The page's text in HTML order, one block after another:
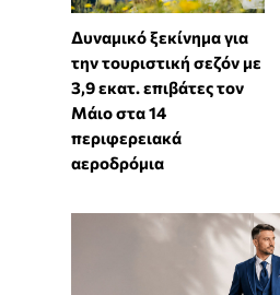
Δυναμικό ξεκίνημα για
την τουριστική σεζόν με
3,9 εκατ. επιβάτες τον
Μάιο στα 14
περιφερειακά
αεροδρόμια